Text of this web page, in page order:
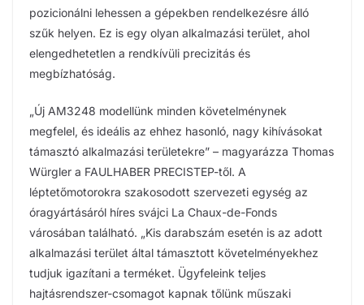
pozicionálni lehessen a gépekben rendelkezésre álló
szűk helyen. Ez is egy olyan alkalmazási terület, ahol
elengedhetetlen a rendkívüli precizitás és
megbízhatóság.
„Új AM3248 modellünk minden követelménynek
megfelel, és ideális az ehhez hasonló, nagy kihívásokat
támasztó alkalmazási területekre” – magyarázza Thomas
Würgler a FAULHABER PRECISTEP-től. A
léptetőmotorokra szakosodott szervezeti egység az
óragyártásáról híres svájci La Chaux-de-Fonds
városában található. „Kis darabszám esetén is az adott
alkalmazási terület által támasztott követelményekhez
tudjuk igazítani a terméket. Ügyfeleink teljes
hajtásrendszer-csomagot kapnak tőlünk műszaki